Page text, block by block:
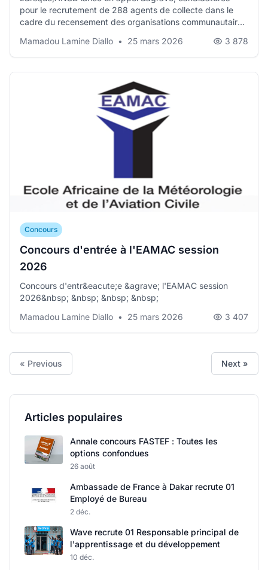
pour le recrutement de 288 agents de collecte dans le
cadre du recensement des organisations communautaires
Mamadou Lamine Diallo • 25 mars 2026 3 878
Concours
Concours d'entrée à l'EAMAC session
2026
Concours d'entr&eacute;e &agrave; l'EAMAC session
2026&nbsp; &nbsp; &nbsp; &nbsp;
Mamadou Lamine Diallo • 25 mars 2026 3 407
« Previous Next »
Articles populaires
Annale concours FASTEF : Toutes les
options confondues
26 août
Ambassade de France à Dakar recrute 01
Employé de Bureau
2 déc.
Wave recrute 01 Responsable principal de
l'apprentissage et du développement
10 déc.